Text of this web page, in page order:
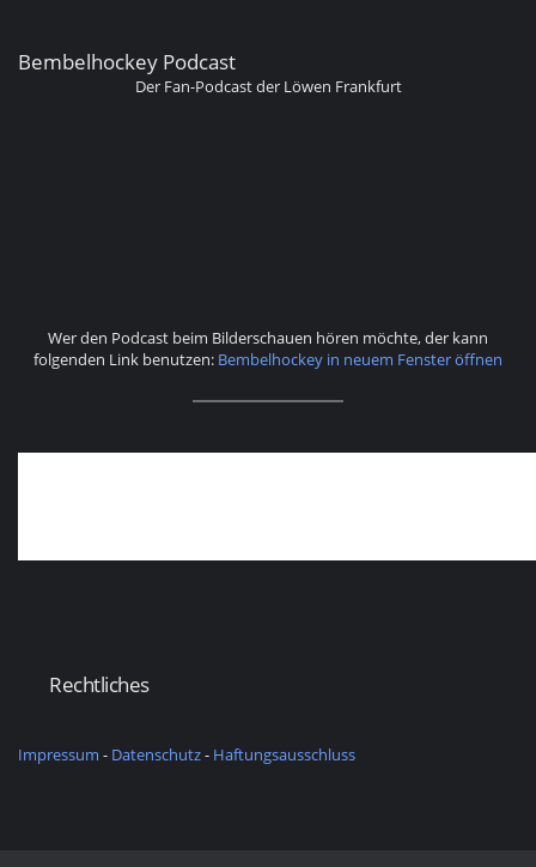
Bembelhockey Podcast
Der Fan-Podcast der Löwen Frankfurt
Wer den Podcast beim Bilderschauen hören möchte, der kann
folgenden Link benutzen: Bembelhockey in neuem Fenster öffnen
Rechtliches
Impressum - Datenschutz- Haftungsausschluss